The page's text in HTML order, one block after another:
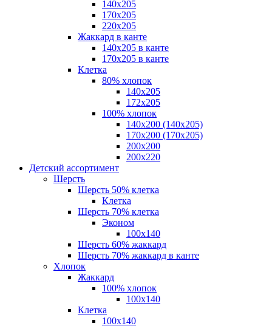
140x205
170х205
220х205
Жаккард в канте
140х205 в канте
170х205 в канте
Клетка
80% хлопок
140x205
172х205
100% хлопок
140x200 (140х205)
170x200 (170х205)
200х200
200х220
Детский ассортимент
Шерсть
Шерсть 50% клетка
Клетка
Шерсть 70% клетка
Эконом
100x140
Шерсть 60% жаккард
Шерсть 70% жаккард в канте
Хлопок
Жаккард
100% хлопок
100x140
Клетка
100х140